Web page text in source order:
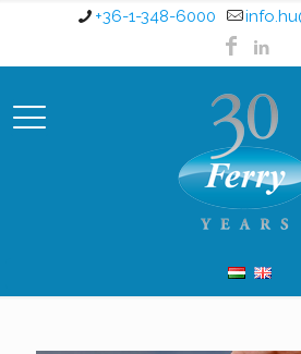
+36-1-348-6000